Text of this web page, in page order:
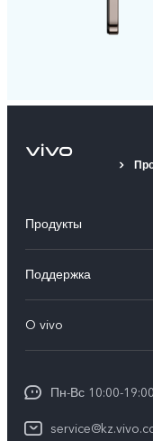
Продукты
V40
V30 5G
Поддержка
Сервисные центры
Funtouch OS
IMEI аутентификация
O vivo
Пресс-центр
Карьера в vivo
Пн-Вс 10:00-